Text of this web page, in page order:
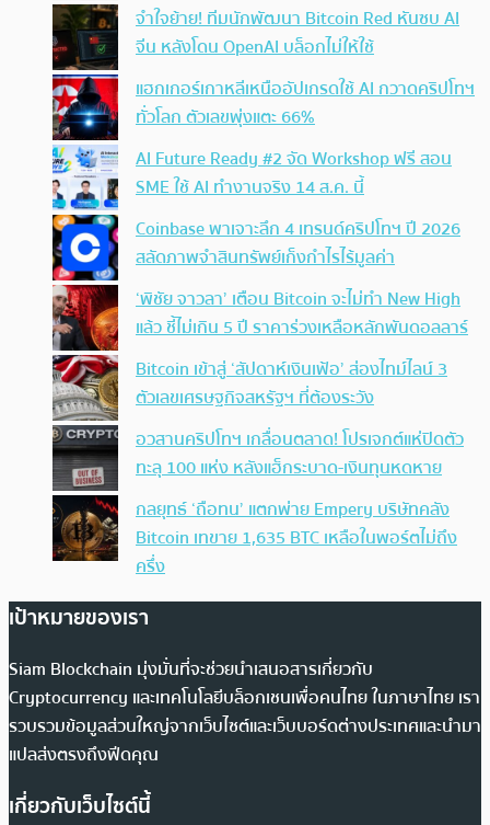
จำใจย้าย! ทีมนักพัฒนา Bitcoin Red หันซบ AI
จีน หลังโดน OpenAI บล็อกไม่ให้ใช้
แฮกเกอร์เกาหลีเหนืออัปเกรดใช้ AI กวาดคริปโทฯ
ทั่วโลก ตัวเลขพุ่งแตะ 66%
AI Future Ready #2 จัด Workshop ฟรี สอน
SME ใช้ AI ทำงานจริง 14 ส.ค. นี้
Coinbase พาเจาะลึก 4 เทรนด์คริปโทฯ ปี 2026
สลัดภาพจำสินทรัพย์เก็งกำไรไร้มูลค่า
‘พิชัย จาวลา’ เตือน Bitcoin จะไม่ทำ New High
แล้ว ชี้ไม่เกิน 5 ปี ราคาร่วงเหลือหลักพันดอลลาร์
Bitcoin เข้าสู่ ‘สัปดาห์เงินเฟ้อ’ ส่องไทม์ไลน์ 3
ตัวเลขเศรษฐกิจสหรัฐฯ ที่ต้องระวัง
อวสานคริปโทฯ เกลื่อนตลาด! โปรเจกต์แห่ปิดตัว
ทะลุ 100 แห่ง หลังแฮ็กระบาด-เงินทุนหดหาย
กลยุทธ์ ‘ถือทน’ แตกพ่าย Empery บริษัทคลัง
Bitcoin เทขาย 1,635 BTC เหลือในพอร์ตไม่ถึง
ครึ่ง
เป้าหมายของเรา
Siam Blockchain มุ่งมั่นที่จะช่วยนำเสนอสารเกี่ยวกับ
Cryptocurrency และเทคโนโลยีบล็อกเชนเพื่อคนไทย ในภาษาไทย เรา
รวบรวมข้อมูลส่วนใหญ่จากเว็บไซต์และเว็บบอร์ดต่างประเทศและนำมา
แปลส่งตรงถึงฟีดคุณ
เกี่ยวกับเว็บไซต์นี้